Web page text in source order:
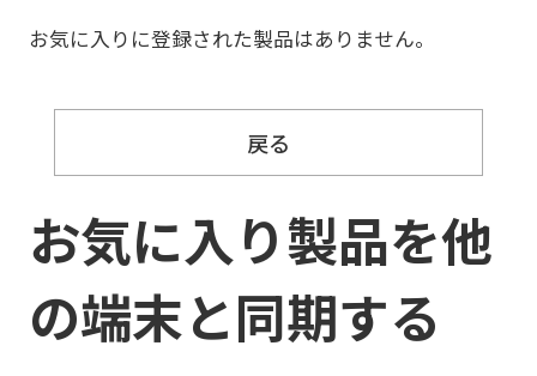
お気に入りに登録された製品はありません。
戻る
お気に入り製品を他
の端末と同期する